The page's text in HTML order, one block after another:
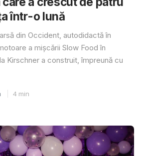
într-o lună
din Occident, autodidactă în
a mișcării Slow Food în
Kirschner a construit, împreună cu
4 min